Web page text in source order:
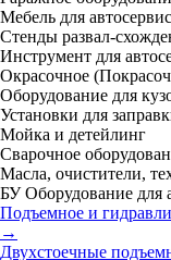
Мебель для
Стенды развал-
Инструмент для
Окрасочное
Оборудование для
Установки для
Мойка и детейлинг
Сварочное
Масла, очистители,
БУ Оборудование для
Подъемное и
→
Двухстоечные